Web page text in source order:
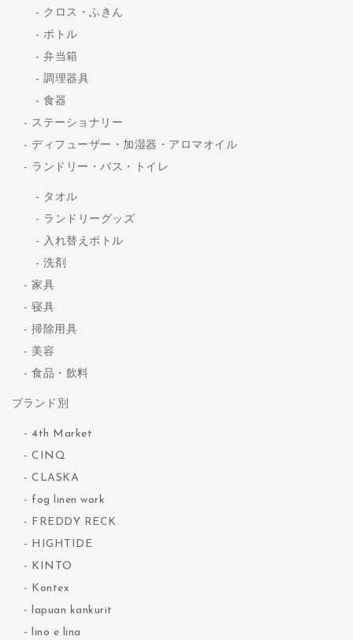
クロス・ふきん
ボトル
弁当箱
調理器具
食器
ステーショナリー
ディフューザー・加湿器・アロマオイル
ランドリー・バス・トイレ
タオル
ランドリーグッズ
入れ替えボトル
洗剤
家具
寝具
掃除用具
美容
食品・飲料
ブランド別
4th Market
CINQ
CLASKA
fog linen work
FREDDY RECK
HIGHTIDE
KINTO
Kontex
lapuan kankurit
lino e lina